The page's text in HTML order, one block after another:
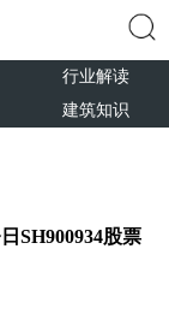
行业解读
建筑知识
SH900934股票